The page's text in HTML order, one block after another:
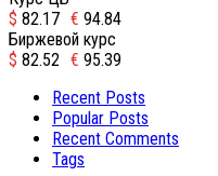
$ 82.17 € 94.84
Биржевой курс
$ 82.52 € 95.39
Recent Posts
Popular Posts
Recent Comments
Tags